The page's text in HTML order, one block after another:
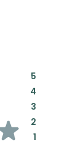
5:
4:
3:
2:
1: